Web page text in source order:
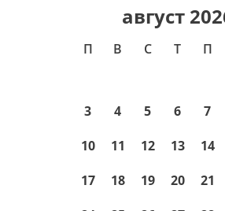
август
П В С T П
3
4 5 6 7
10
11 12 13 14
17
18 19 20 21